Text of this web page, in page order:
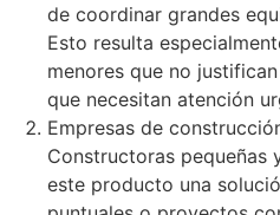
de coordinar grandes
Esto resulta
menores que no
que necesitan atención
Empresas de
Constructoras pequeñas
este producto una